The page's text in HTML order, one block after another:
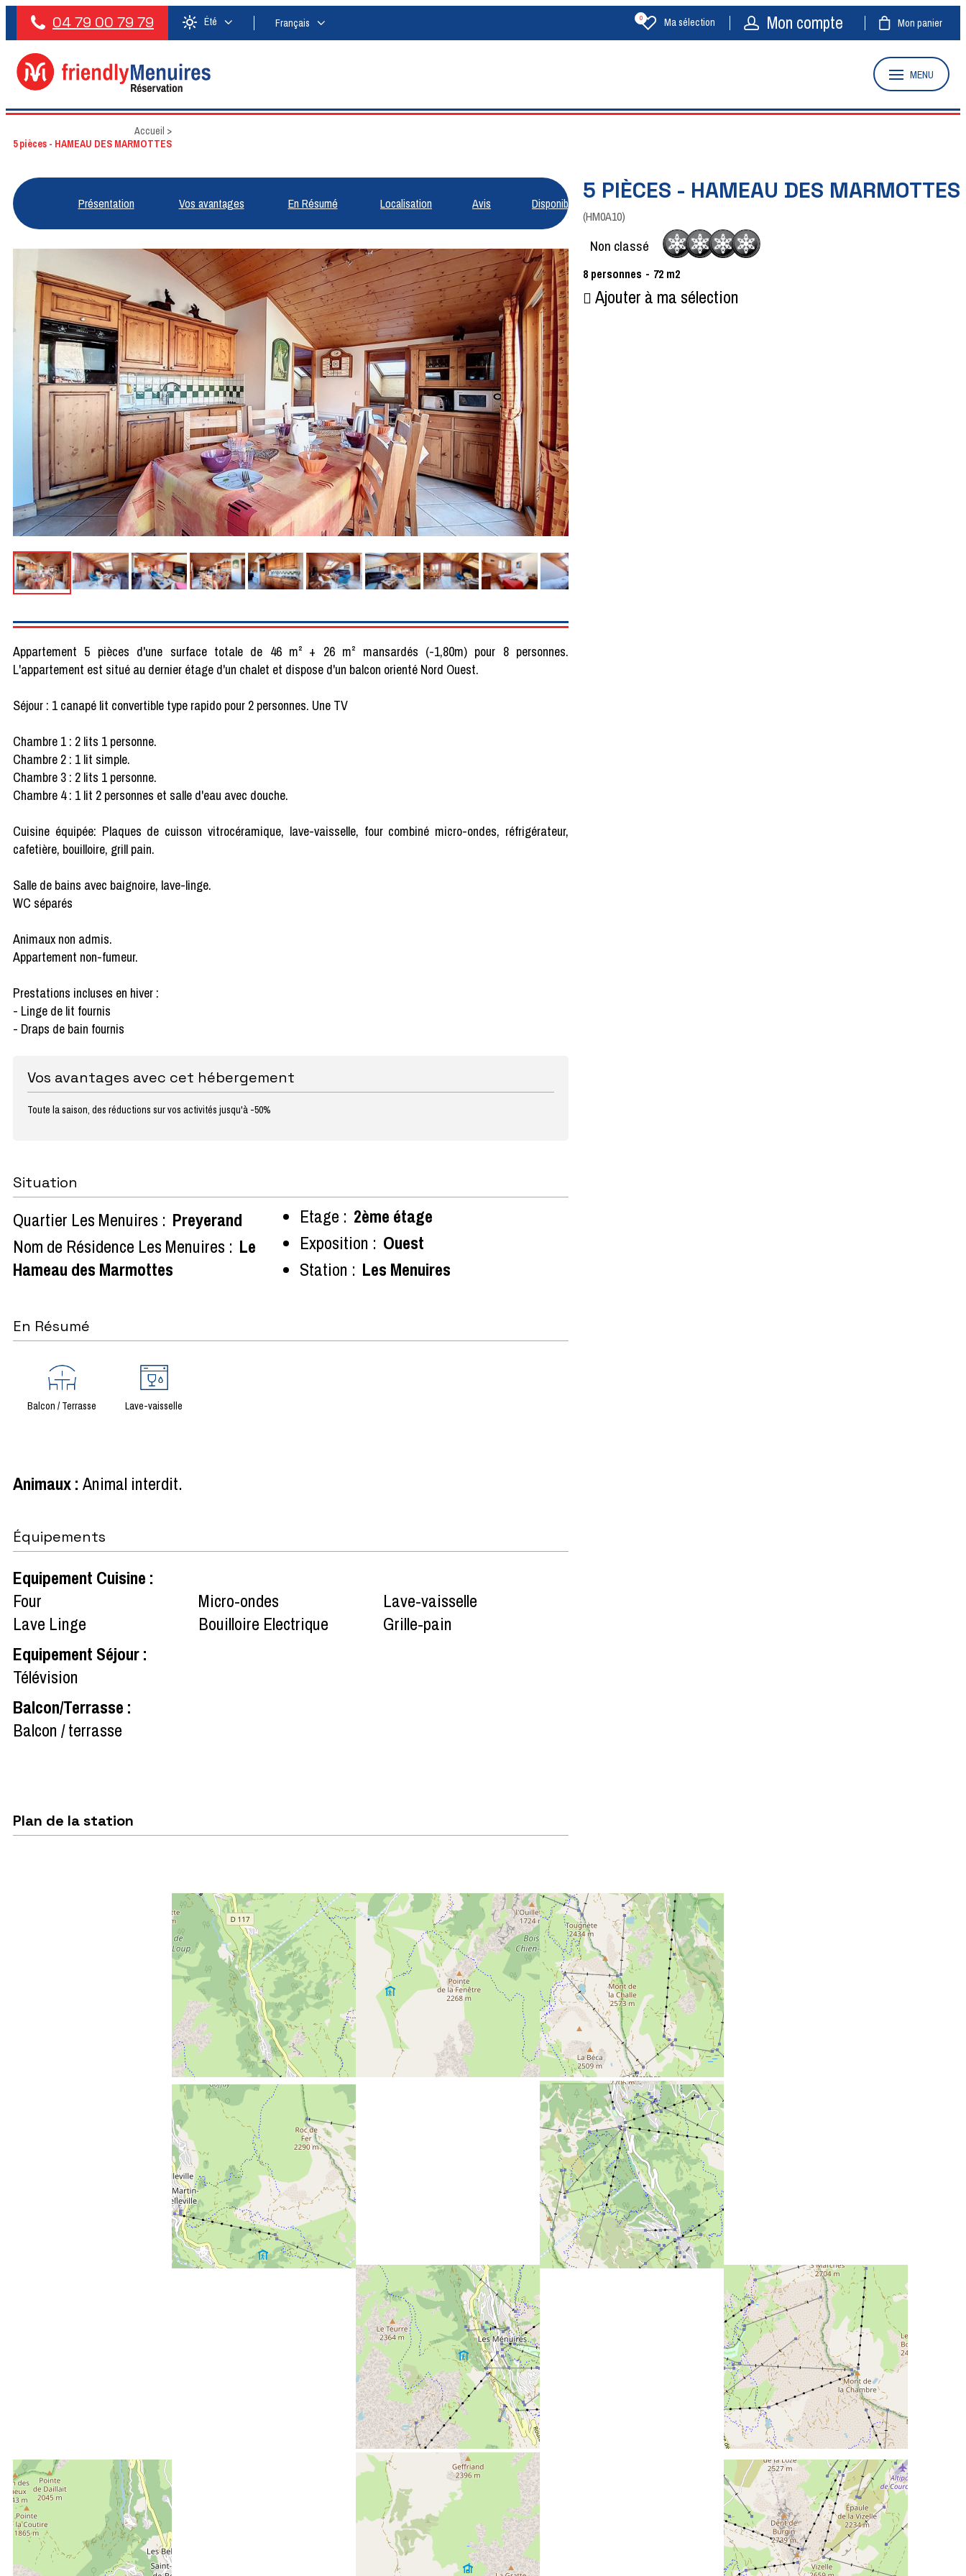
04 79 00 79 79 Été Français Ma sélection
0 Mon compte Mon panier
MENU
Accueil >
5 pièces - HAMEAU DES MARMOTTES
Présentation Vos avantages En Résumé Localisation Avis Disponibilités5 PIÈCES - HAMEAU DES MARMOTTES
(HM0A10)
Non classé
8 personnes 72 m2
Ajouter à ma sélection
Appartement 5 pièces d'une surface totale de 46 m² + 26 m² mansardés (-1,80m) pour 8 personnes.
L'appartement est situé au dernier étage d'un chalet et dispose d'un balcon orienté Nord Ouest.
Séjour : 1 canapé lit convertible type rapido pour 2 personnes. Une TV
Chambre 1 : 2 lits 1 personne.
Chambre 2 : 1 lit simple.
Chambre 3 : 2 lits 1 personne.
Chambre 4 : 1 lit 2 personnes et salle d'eau avec douche.
Cuisine équipée: Plaques de cuisson vitrocéramique, lave-vaisselle, four combiné micro-ondes, réfrigérateur,
cafetière, bouilloire, grill pain.
Salle de bains avec baignoire, lave-linge.
WC séparés
Animaux non admis.
Appartement non-fumeur.
Prestations incluses en hiver :
- Linge de lit fournis
- Draps de bain fournis
Vos avantages avec cet hébergement
Toute la saison, des réductions sur vos activités jusqu'à -50%
Situation
Quartier Les Menuires : Preyerand
Nom de Résidence Les Menuires : Le
Hameau des Marmottes
Etage : 2ème étage
Exposition : Ouest
Station : Les Menuires
En Résumé
Balcon / Terrasse Lave-vaisselle
Animaux: Animal interdit
Équipements
Equipement Cuisine :
Four
Micro-ondes
Lave-vaisselle
Lave Linge
Bouilloire Electrique
Grille-pain
Equipement Séjour:
Télévision
Balcon/Terrasse :
Balcon / terrasse
Plan de la station